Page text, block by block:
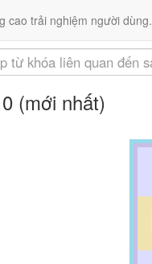
Liên kết
cao trải nghiệm người dùng.
(mới nhất)